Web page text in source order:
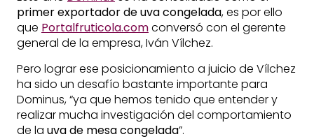
primer exportador de uva congelada, es por ello
que Portalfruticola.comconversó con el gerente
general de la empresa, Iván Vílchez.
Pero lograr ese posicionamiento a juicio de Vílchez
ha sido un desafío bastante importante para
Dominus, “ya que hemos tenido que entender y
realizar mucha investigación del comportamiento
de la uva de mesa congelada”.